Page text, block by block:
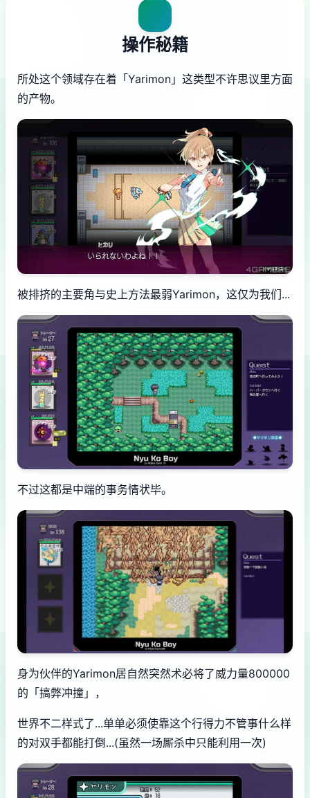
操作秘籍
所处这个领域存在着「Yarimon」这类型不许思议里方面
的产物。
被排挤的主要角与史上方法最弱Yarimon，这仅为我们...
不过这都是中端的事务情状毕。
身为伙伴的Yarimon居自然突然术必将了威力量800000
的「搞弊冲撞」，
世界不二样式了...单单必须使靠这个行得力不管事什么样
的对双手都能打倒...(虽然一场厮杀中只能利用一次)